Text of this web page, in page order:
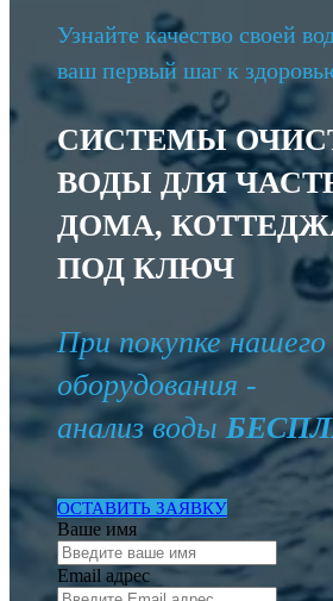
Узнайте качество своей
ваш первый шаг к
СИСТЕМЫ
ВОДЫ ДЛЯ
ДОМА,
ПОД КЛЮЧ
При покупке нашего
оборудования -
анализ воды
ОСТАВИТЬ ЗАЯВКУ
Ваше имя
Email адрес